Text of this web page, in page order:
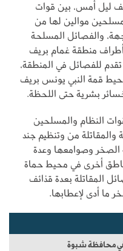
ليل أمس، بين قوات
موالين لها من
والفصائل المسلحة
منطقة غمام بريف
للفصائل في المنطقة،
قمة النبي يونس بريف
بشرية حتى اللحظة.
النظام والمسلحين
من وتنظيم جند
وصوامعها وعدة
أخرى في محيط حماة
المقاتلة بعدة قذائف
ما أدى لإعطابها.
في محافظة شبوة